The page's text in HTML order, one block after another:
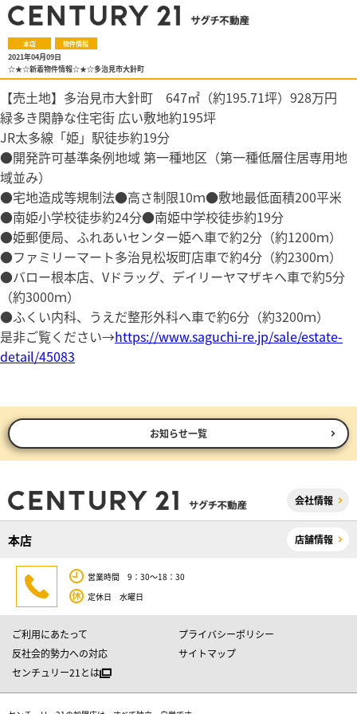
本店 物件情報
2021年04月09日
☆★☆新着物件情報☆★☆多治見市大針町
【売土地】多治見市大針町 647㎡（約195.71坪）928万円
緑多き閑静な住宅街 広い敷地約195坪
JR太多線「姫」駅徒歩約19分
●開発許可基準条例地域 第一種地区（第一種低層住居専用地
域並み）
●宅地造成等規制法●高さ制限10ｍ●敷地最低面積200平米
●南姫小学校徒歩約24分●南姫中学校徒歩約19分
●姫郵便局、ふれあいセンター姫へ車で約2分（約1200ｍ）
●ファミリーマート多治見松坂町店車で約4分（約2300ｍ）
●バロー根本店、Vドラッグ、デイリーヤマザキへ車で約5分
（約3000ｍ）
●ふくい内科、うえだ整形外科へ車で約6分（約3200ｍ）
是非ご覧ください→https://www.saguchi-re.jp/sale/estate-
detail/45083
お知らせ一覧
会社情報
本店 店舗情報
営業時間 9：30～18：30
定休日 水曜日
ご利用にあたって
プライバシーポリシー
反社会的勢力への対応
サイトマップ
センチュリー21とは